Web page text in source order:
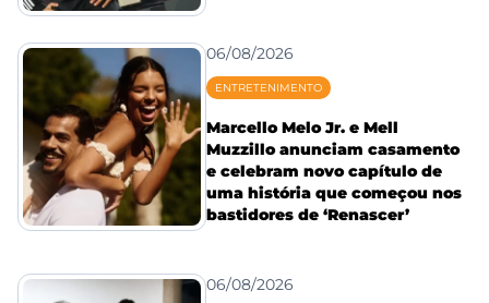
06/08/2026
ENTRETENIMENTO
Marcello Melo Jr. e Mell
Muzzillo anunciam casamento
e celebram novo capítulo de
uma história que começou nos
bastidores de ‘Renascer’
06/08/2026